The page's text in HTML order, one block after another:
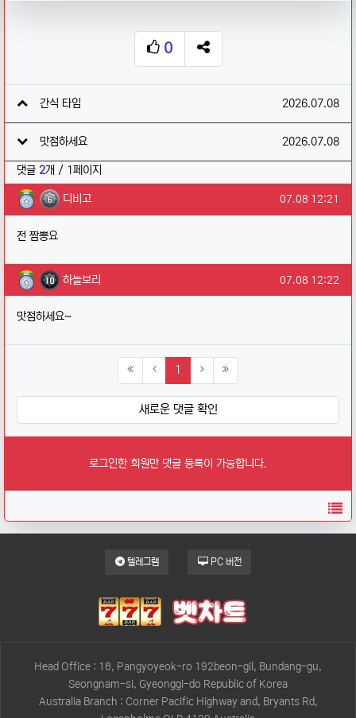
0
추천
SNS 공유
간식 타임 작성일
2026.07.08
맛점하세요 작성일
2026.07.08
댓글 2개 / 1페이지
디비고님의 댓글
디비고 작성일
07.08 12:21
전 짬뽕요
하늘보리님의 댓글
하늘보리 작성일
07.08 12:22
맛점하세요~
1 (current)
새로운 댓글 확인
로그인한 회원만 댓글 등록이 가능합니다.
목
텔레그램 PC 버전
Head Office : 16, Pangyoyeok-ro 192beon-gil, Bundang-gu,
Seongnam-si, Gyeonggi-do Republic of Korea
Australia Branch : Corner Pacific Highway and, Bryants Rd,